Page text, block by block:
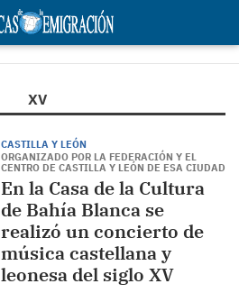
XV
CASTILLA Y LEÓN
ORGANIZADO POR LA FEDERACIÓN Y EL
CENTRO DE CASTILLA Y LEÓN DE ESA CIUDAD
En la Casa de la Cultura
de Bahía Blanca se
realizó un concierto de
música castellana y
leonesa del siglo XV